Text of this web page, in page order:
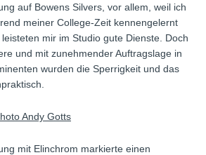
auf Bowens Silvers, vor allem, weil ich
meiner College-Zeit kennengelernt
mir im Studio gute Dienste. Doch
und mit zunehmender Auftragslage in
wurden die Sperrigkeit und das
mit Elinchrom markierte einen